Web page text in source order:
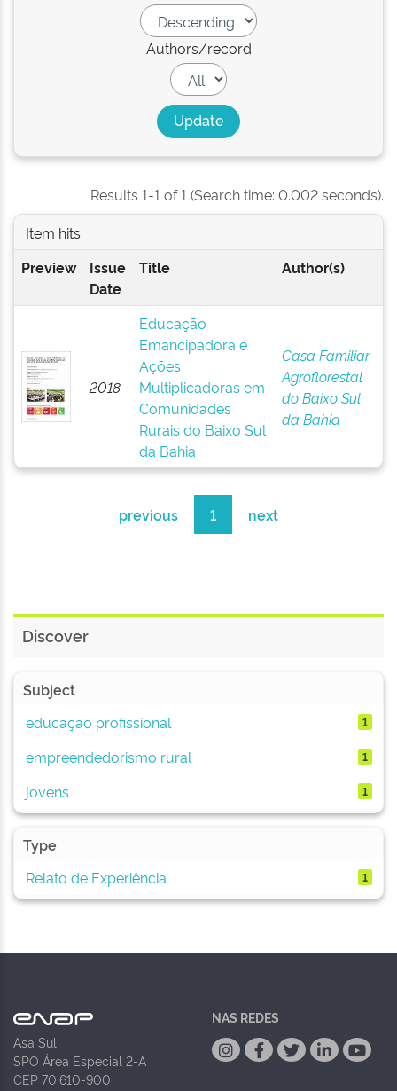
Authors/record
Results 1-1 of 1 (Search time: 0.002 seconds).
Item hits:
Preview
Issue
Date
Title Author(s)
2018
Educação
Emancipadora e
Ações
Multiplicadoras em
Comunidades
Rurais do Baixo Sul
da Bahia
Casa Familiar
Agroflorestal
do Baixo Sul
da Bahia
previous 1 next
Discover
Subject
educação profissional
1
empreendedorismo rural 1
jovens 1
Type
Relato de Experiência
1
Asa Sul
SPO Área Especial 2-A
CEP 70.610-900
NAS REDES